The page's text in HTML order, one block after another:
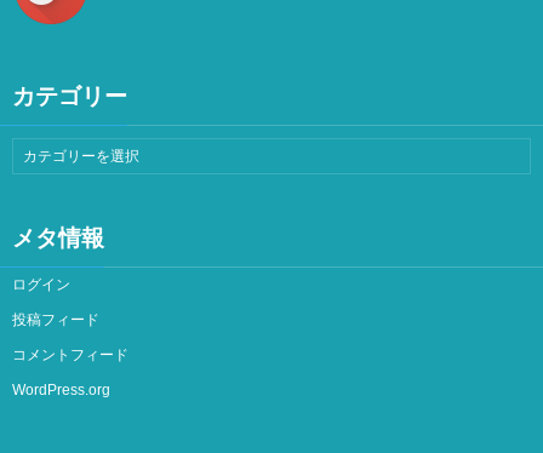
カテゴリー
メタ情報
ログイン
投稿フィード
コメントフィード
WordPress.org